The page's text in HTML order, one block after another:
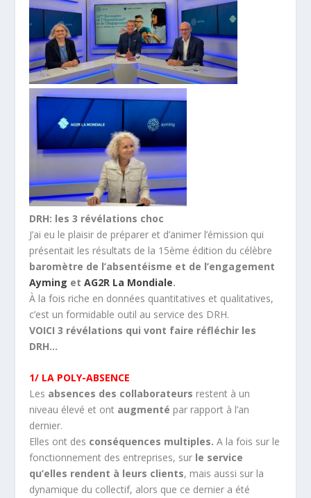
DRH: les 3 révélations choc
J’ai eu le plaisir de préparer et d’animer l’émission qui
présentait les résultats de la 15ème édition du célèbre
baromètre de l’absentéisme et de l’engagement
Ayming etAG2R La Mondiale.
À la fois riche en données quantitatives et qualitatives,
c’est un formidable outil au service des DRH.
VOICI 3 révélations qui vont faire réfléchir les
DRH…
1/ LA POLY-ABSENCE
Les absences des collaborateurs restent à un
niveau élevé et ont augmenté par rapport à l’an
dernier.
Elles ont des conséquences multiples. A la fois sur le
fonctionnement des entreprises, sur le service
qu’elles rendent à leurs clients, mais aussi sur la
dynamique du collectif, alors que ce dernier a été